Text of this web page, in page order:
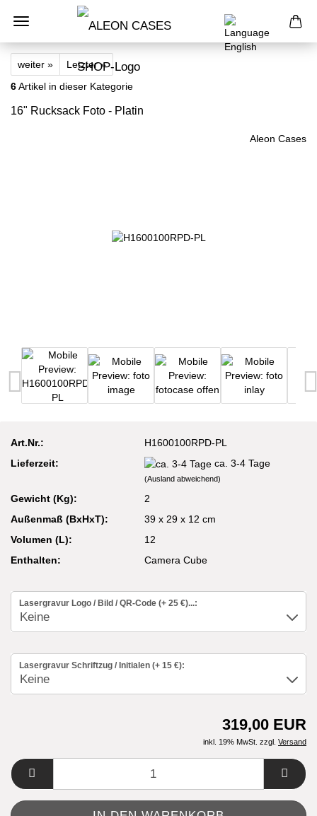
weiter »
Letzter »
6Artikel in dieser Kategorie
16" Rucksack Foto - Platin
Aleon Cases
Art.Nr.:
H1600100RPD-PL
Lieferzeit:
ca. 3-4 Tage
(Ausland abweichend)
Gewicht (Kg):
2
Außenmaß (BxHxT):
39 x 29 x 12 cm
Volumen (L):
12
Enthalten:
Camera Cube
Lasergravur Logo / Bild / QR-Code (+ 25 €)...:
Lasergravur Schriftzug / Initialen (+ 15 €):
319,00 EUR
inkl. 19% MwSt. zzgl. Versand